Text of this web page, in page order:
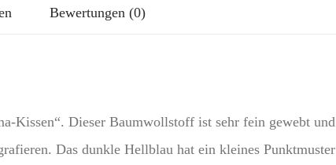
Bewertungen (0)
Kissen“. Dieser Baumwollstoff ist sehr fein gewebt
Das dunkle Hellblau hat ein kleines